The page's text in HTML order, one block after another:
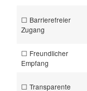
☐ Barrierefreier
Zugang
☐ Freundlicher
Empfang
☐ Transparente